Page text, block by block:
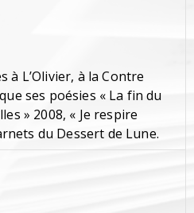
à L’Olivier, à la Contre
ses poésies « La fin du
» 2008, « Je respire
du Dessert de Lune.